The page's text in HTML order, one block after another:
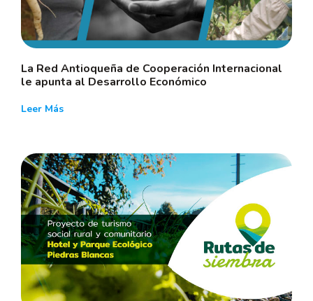
La Red Antioqueña de Cooperación Internacional
le apunta al Desarrollo Económico
Leer Más